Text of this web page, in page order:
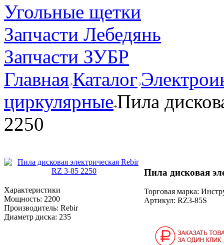
Угольные щетки
Запчасти Лебедянь
Запчасти ЗУБР
ГлавнаяКаталог
циркулярные Пила
2250
Характеристики
Мощность: 2200
Производитель: Rebir
Диаметр диска: 235
Пила дисковая
Торговая марка:
Артикул: RZ3-85S